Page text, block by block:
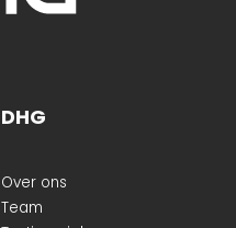
DHG
Over ons
Team